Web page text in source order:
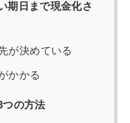
期日まで現金化さ
が決めている
かかる
の方法